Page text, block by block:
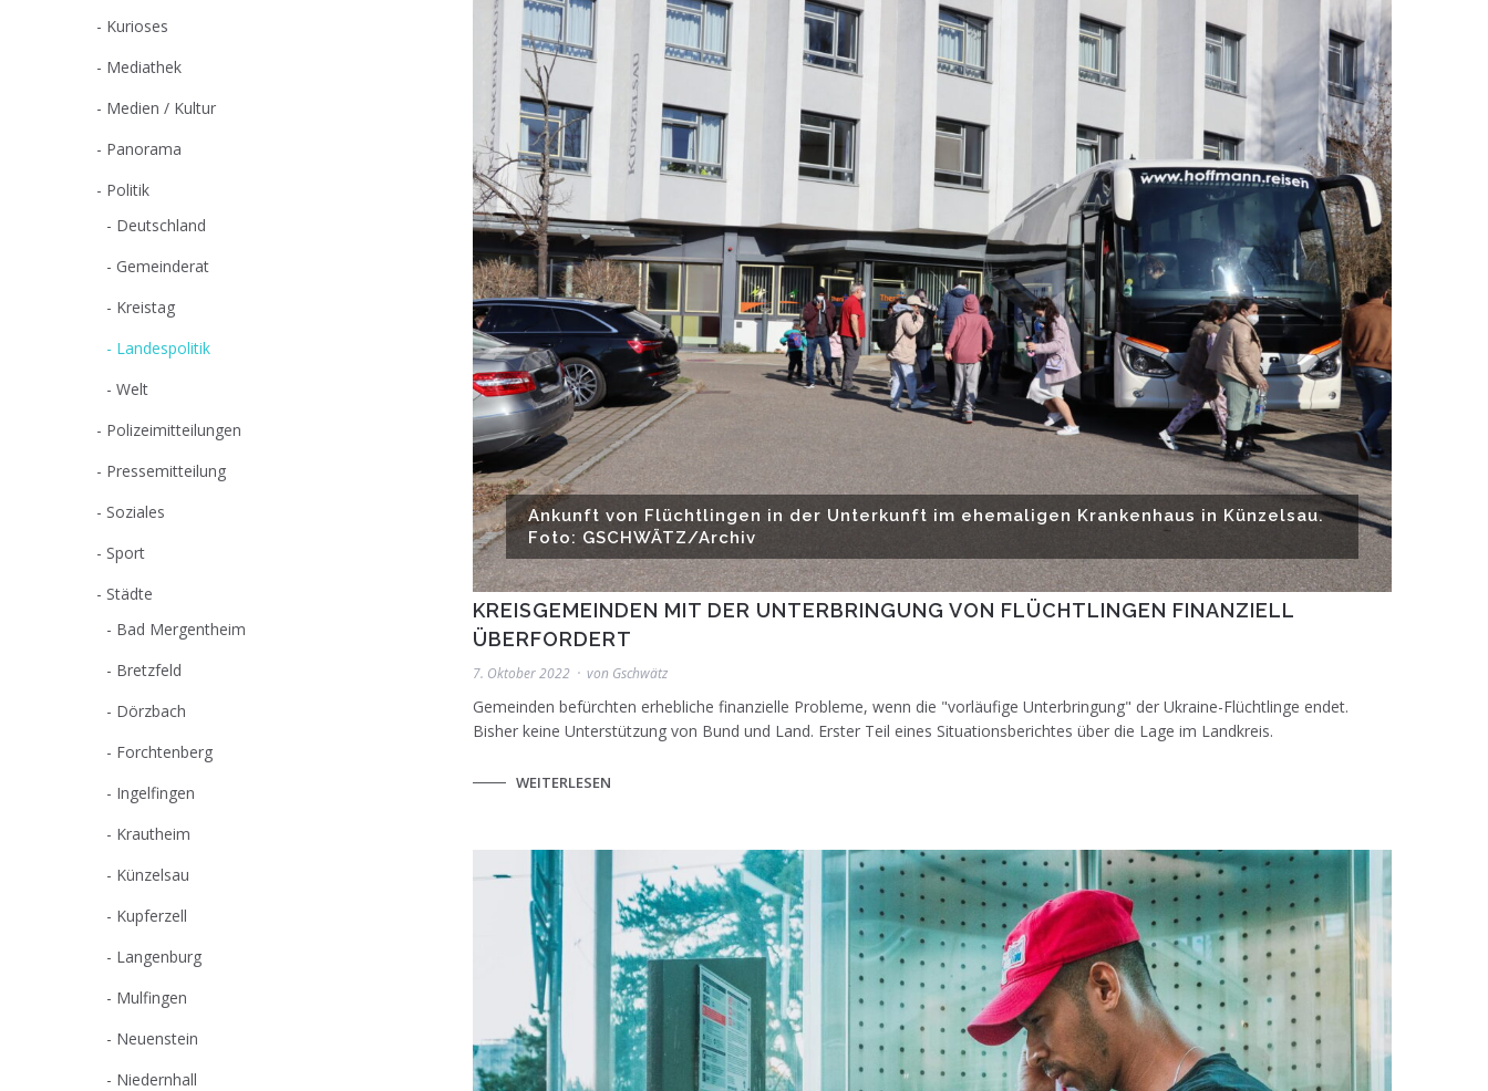
Ankunft von Flüchtlingen in der Unterkunft im ehemaligen Krankenhaus in Künzelsau.
Foto: GSCHWÄTZ/Archiv
KREISGEMEINDEN MIT DER UNTERBRINGUNG VON FLÜCHTLINGEN FINANZIELL
ÜBERFORDERT
7. Oktober 2022 von Gschwätz
Gemeinden befürchten erhebliche finanzielle Probleme, wenn die "vorläufige Unterbringung" der Ukraine-Flüchtlinge endet.
Bisher keine Unterstützung von Bund und Land. Erster Teil eines Situationsberichtes über die Lage im Landkreis.
WEITERLESEN
Kurioses
Mediathek
Medien / Kultur
Panorama
Politik
Deutschland
Gemeinderat
Kreistag
Landespolitik
Welt
Polizeimitteilungen
Pressemitteilung
Soziales
Sport
Städte
Bad Mergentheim
Bretzfeld
Dörzbach
Forchtenberg
Ingelfingen
Krautheim
Künzelsau
Kupferzell
Langenburg
Mulfingen
Neuenstein
Niedernhall